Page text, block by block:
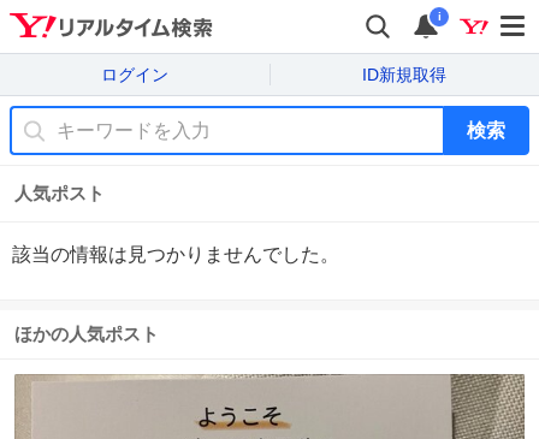
i
ログイン ID新規取得
検索
人気ポスト
該当の情報は見つかりませんでした。
ほかの人気ポスト